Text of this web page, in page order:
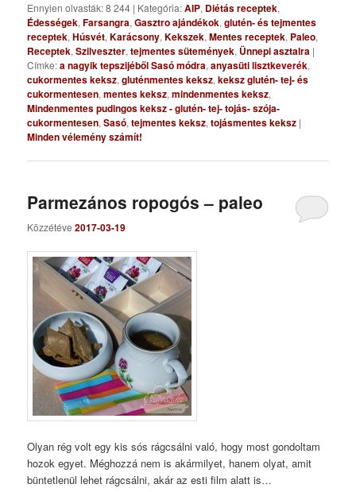
Ennyien olvasták: 8 244 | Kategória:AIP, Diétás receptek,
Édességek,Farsangra,Gasztro ajándékok,glutén- és tejmentes
receptek,Húsvét,Karácsony,Kekszek,Mentes receptek, Paleo,
Receptek,Szilveszter,tejmentes sütemények, Ünnepi asztalra |
Címke:a nagyik tepszijéből Sasó módra,anyasüti lisztkeverék,
cukormentes keksz,gluténmentes keksz,keksz glutén- tej- és
cukormentesen,mentes keksz,mindenmentes keksz,
Mindenmentes pudingos keksz - glutén- tej- tojás- szója-
cukormentesen,Sasó,tejmentes keksz,tojásmentes keksz |
Minden vélemény számít!
Parmezános ropogós – paleo
Közzétéve2017-03-19
Olyan rég volt egy kis sós rágcsálni való, hogy most gondoltam
hozok egyet. Méghozzá nem is akármilyet, hanem olyat, amit
büntetlenül lehet rágcsálni, akár az esti film alatt is…